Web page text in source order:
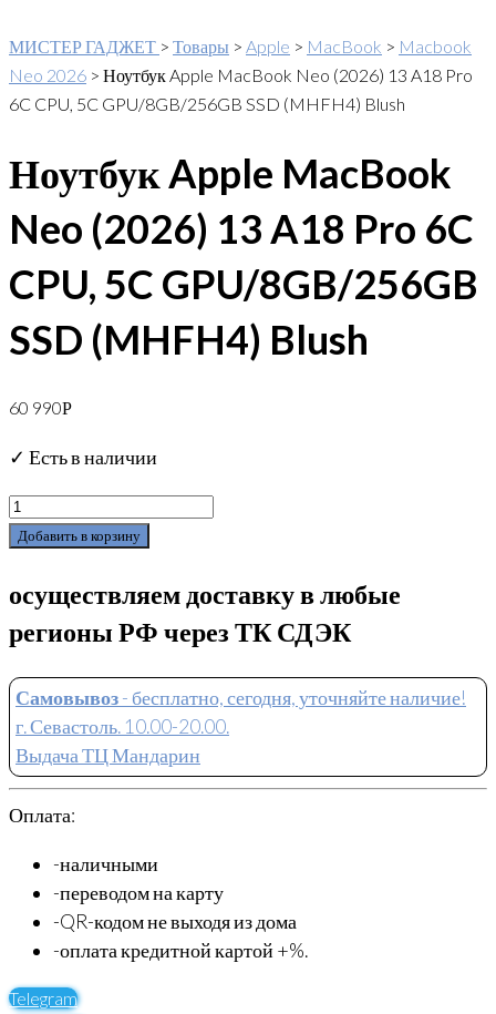
МИСТЕР ГАДЖЕТ > Товары > Apple > MacBook > Macbook
Neo 2026 > Ноутбук Apple MacBook Neo (2026) 13 A18 Pro
6C CPU, 5C GPU/8GB/256GB SSD (MHFH4) Blush
Ноутбук Apple MacBook
Neo (2026) 13 A18 Pro 6C
CPU, 5C GPU/8GB/256GB
SSD (MHFH4) Blush
60 990Р
✓ Есть в наличии
Добавить в корзину
осуществляем доставку в любые
регионы РФ через ТК СДЭК
Самовывоз- бесплатно, сегодня, уточняйте наличие!
г. Севастоль. 10.00-20.00.
Выдача ТЦ Мандарин
Оплата:
-наличными
-переводом на карту
-QR-кодом не выходя из дома
-оплата кредитной картой +%.
Telegram